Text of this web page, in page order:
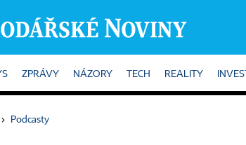
ZPRÁVY NÁZORY TECH REALITY
› Podcasty